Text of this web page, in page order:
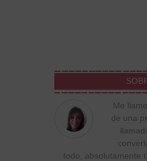
Me
de una
todo, absolutamente